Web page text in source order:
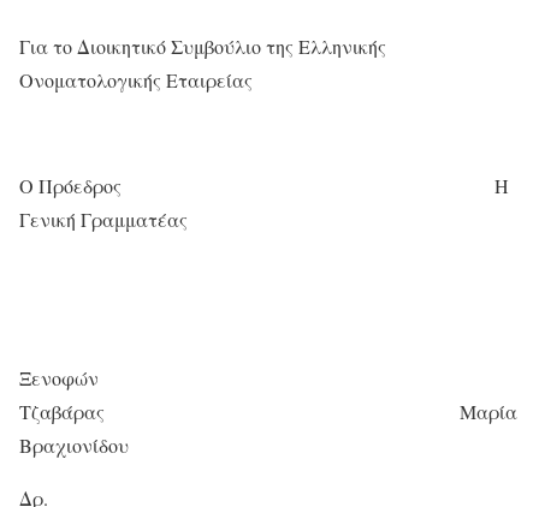
Για το Διοικητικό Συμβούλιο της Ελληνικής
Ονοματολογικής Εταιρείας
Ο Πρόεδρος Η
Γενική Γραμματέας
Ξενοφών
Τζαβάρας Μαρία
Βραχιονίδου
Δρ.